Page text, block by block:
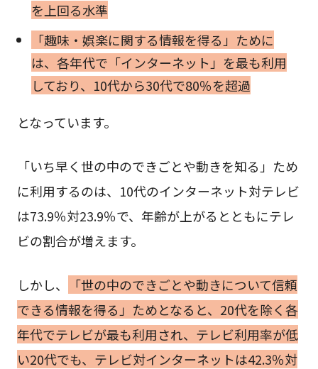
を上回る水準
「趣味・娯楽に関する情報を得る」ために
は、各年代で「インターネット」を最も利用
しており、10代から30代で80％を超過
となっています。
「いち早く世の中のできごとや動きを知る」ため
に利用するのは、10代のインターネット対テレビ
は73.9％対23.9％で、年齢が上がるとともにテレ
ビの割合が増えます。
しかし、
「世の中のできごとや動きについて信頼
できる情報を得る」ためとなると、20代を除く各
年代でテレビが最も利用され、テレビ利用率が低
い20代でも、テレビ対インターネットは42.3％対